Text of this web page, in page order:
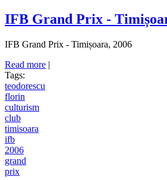
IFB Grand Prix -
IFB Grand Prix - Timișoara, 2006
Read more about IFB Grand Prix -
|
Tags:
teodorescu
florin
culturism
club
timisoara
ifb
2006
grand
prix